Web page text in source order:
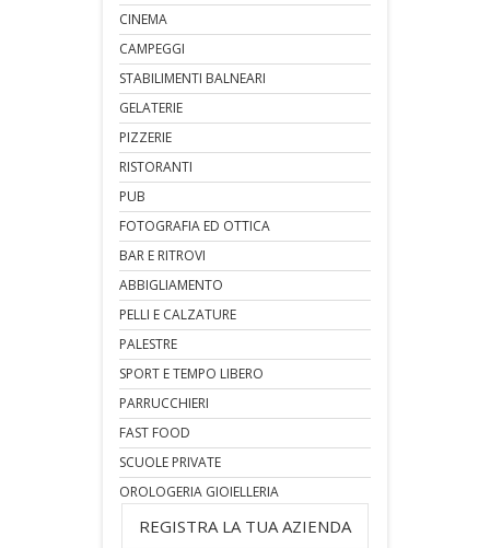
CINEMA
CAMPEGGI
STABILIMENTI BALNEARI
GELATERIE
PIZZERIE
RISTORANTI
PUB
FOTOGRAFIA ED OTTICA
BAR E RITROVI
ABBIGLIAMENTO
PELLI E CALZATURE
PALESTRE
SPORT E TEMPO LIBERO
PARRUCCHIERI
FAST FOOD
SCUOLE PRIVATE
OROLOGERIA GIOIELLERIA
REGISTRA LA TUA AZIENDA